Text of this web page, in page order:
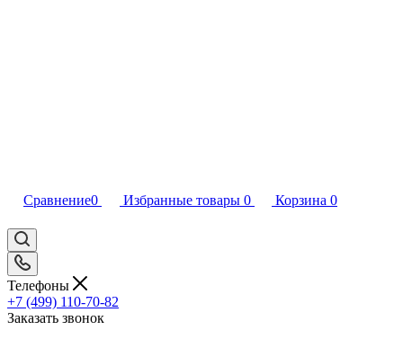
Сравнение0 Избранные товары 0 Корзина 0
Телефоны
+7 (499) 110-70-82
Заказать звонок